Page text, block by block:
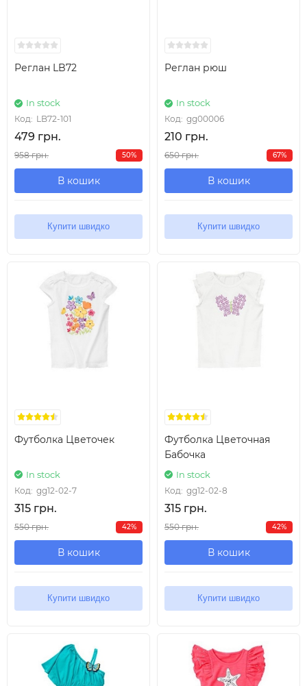
Реглан LB72
In stock
Код: LB72-101
479 грн.
958 грн. 50%
В кошик
Купити швидко
Реглан рюш
In stock
Код: gg00006
210 грн.
650 грн. 67%
В кошик
Купити швидко
Футболка Цветочек
In stock
Код: gg12-02-7
315 грн.
550 грн. 42%
В кошик
Купити швидко
Футболка Цветочная
Бабочка
In stock
Код: gg12-02-8
315 грн.
550 грн. 42%
В кошик
Купити швидко